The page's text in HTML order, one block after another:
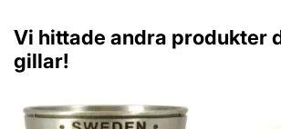
Vi hittade andra produkter
gillar!